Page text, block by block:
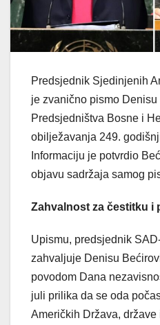
Predsjednik Sjedinjenih
je zvanično pismo
Predsjedništva Bosne i
obilježavanja 249.
Informaciju je potvrdio
objavu sadržaja samog
Zahvalnost za čestitku i
Upismu, predsjednik
zahvaljuje Denisu
povodom Dana
juli prilika da se oda
Američkih Država,